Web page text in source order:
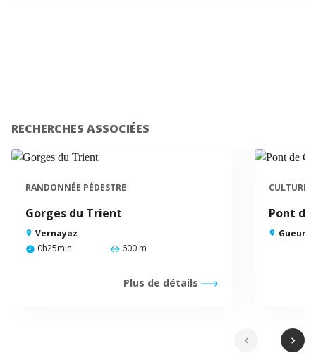
RECHERCHES ASSOCIÉES
RANDONNÉE PÉDESTRE
Gorges du Trient
Vernayaz
0h25min
600 m
Plus de détails
CULTURE
Pont de
chevron_left chevron_right